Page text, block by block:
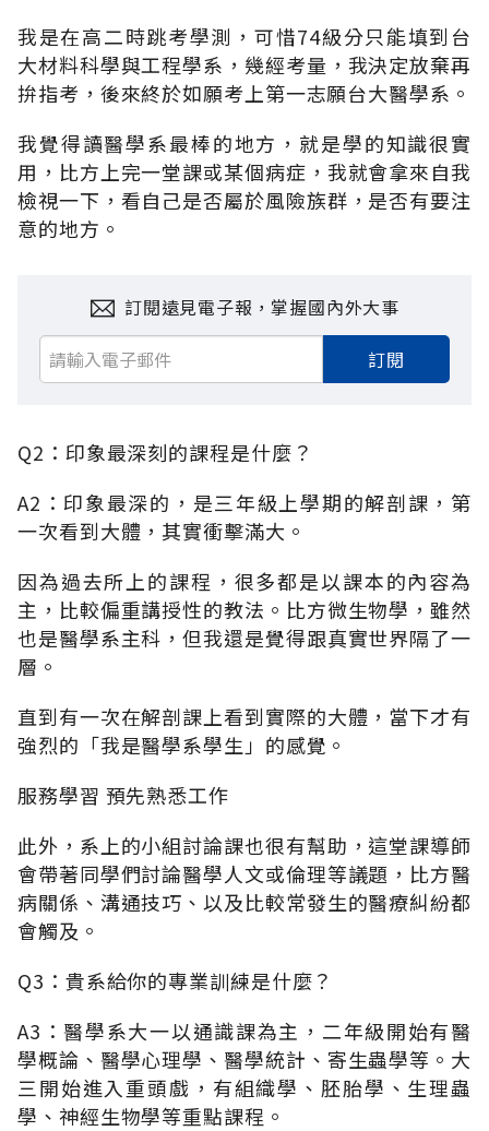
我是在高二時跳考學測，可惜74級分只能填到台
大材料科學與工程學系，幾經考量，我決定放棄再
拚指考，後來終於如願考上第一志願台大醫學系。
我覺得讀醫學系最棒的地方，就是學的知識很實
用，比方上完一堂課或某個病症，我就會拿來自我
檢視一下，看自己是否屬於風險族群，是否有要注
意的地方。
訂閱遠見電子報，掌握國內外大事
訂閱
Q2：印象最深刻的課程是什麼？
A2：印象最深的，是三年級上學期的解剖課，第
一次看到大體，其實衝擊滿大。
因為過去所上的課程，很多都是以課本的內容為
主，比較偏重講授性的教法。比方微生物學，雖然
也是醫學系主科，但我還是覺得跟真實世界隔了一
層。
直到有一次在解剖課上看到實際的大體，當下才有
強烈的「我是醫學系學生」的感覺。
服務學習 預先熟悉工作
此外，系上的小組討論課也很有幫助，這堂課導師
會帶著同學們討論醫學人文或倫理等議題，比方醫
病關係、溝通技巧、以及比較常發生的醫療糾紛都
會觸及。
Q3：貴系給你的專業訓練是什麼？
A3：醫學系大一以通識課為主，二年級開始有醫
學概論、醫學心理學、醫學統計、寄生蟲學等。大
三開始進入重頭戲，有組織學、胚胎學、生理蟲
學、神經生物學等重點課程。